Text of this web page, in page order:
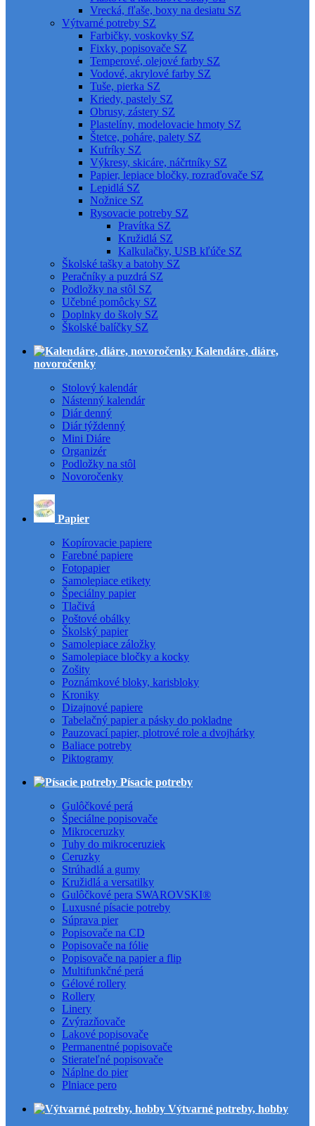
Vrecká, fľaše, boxy na desiatu SZ
Výtvarné potreby SZ
Farbičky, voskovky SZ
Fixky, popisovače SZ
Temperové, olejové farby SZ
Vodové, akrylové farby SZ
Tuše, pierka SZ
Kriedy, pastely SZ
Obrusy, zástery SZ
Plastelíny, modelovacie hmoty SZ
Štetce, poháre, palety SZ
Kufríky SZ
Výkresy, skicáre, náčrtníky SZ
Papier, lepiace bločky, rozraďovače SZ
Lepidlá SZ
Nožnice SZ
Rysovacie potreby SZ
Pravítka SZ
Kružidlá SZ
Kalkulačky, USB kľúče SZ
Školské tašky a batohy SZ
Peračníky a puzdrá SZ
Podložky na stôl SZ
Učebné pomôcky SZ
Doplnky do školy SZ
Školské balíčky SZ
Kalendáre, diáre,
novoročenky
Stolový kalendár
Nástenný kalendár
Diár denný
Diár týždenný
Mini Diáre
Organizér
Podložky na stôl
Novoročenky
Papier
Kopírovacie papiere
Farebné papiere
Fotopapier
Samolepiace etikety
Špeciálny papier
Tlačivá
Poštové obálky
Školský papier
Samolepiace záložky
Samolepiace bločky a kocky
Zošity
Poznámkové bloky, karisbloky
Kroniky
Dizajnové papiere
Tabelačný papier a pásky do pokladne
Pauzovací papier, plotrové role a dvojhárky
Baliace potreby
Piktogramy
Písacie potreby
Gulôčkové perá
Špeciálne popisovače
Mikroceruzky
Tuhy do mikroceruziek
Ceruzky
Strúhadlá a gumy
Kružidlá a versatilky
Gulôčkové pera SWAROVSKI®
Luxusné písacie potreby
Súprava pier
Popisovače na CD
Popisovače na fólie
Popisovače na papier a flip
Multifunkčné perá
Gélové rollery
Rollery
Linery
Zvýrazňovače
Lakové popisovače
Permanentné popisovače
Stierateľné popisovače
Náplne do pier
Plniace pero
Výtvarné potreby, hobby